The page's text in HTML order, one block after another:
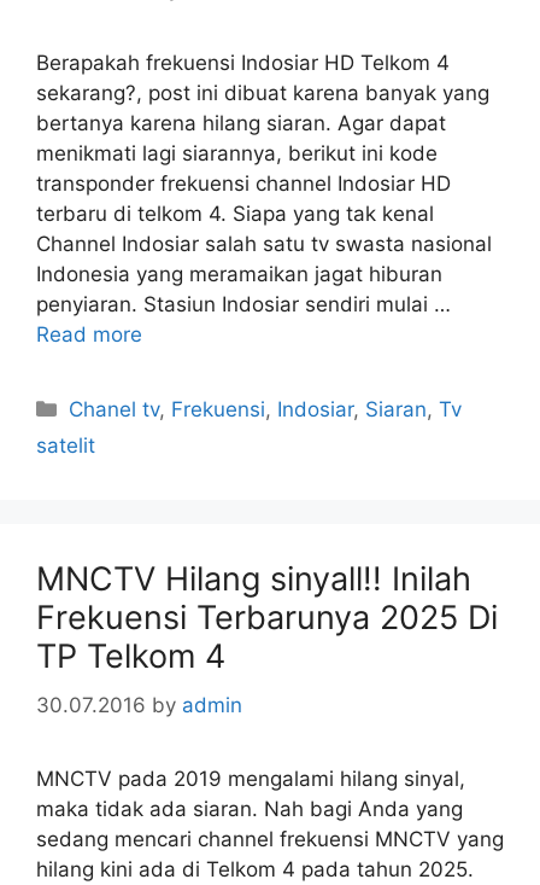
Berapakah frekuensi Indosiar HD Telkom 4
sekarang?, post ini dibuat karena banyak yang
bertanya karena hilang siaran. Agar dapat
menikmati lagi siarannya, berikut ini kode
transponder frekuensi channel Indosiar HD
terbaru di telkom 4. Siapa yang tak kenal
Channel Indosiar salah satu tv swasta nasional
Indonesia yang meramaikan jagat hiburan
penyiaran. Stasiun Indosiar sendiri mulai …
Read more
Categories
Chanel tv, Frekuensi, Indosiar, Siaran,Tv
satelit
MNCTV Hilang sinyall!! Inilah
Frekuensi Terbarunya 2025 Di
TP Telkom 4
30.07.2016 by admin
MNCTV pada 2019 mengalami hilang sinyal,
maka tidak ada siaran. Nah bagi Anda yang
sedang mencari channel frekuensi MNCTV yang
hilang kini ada di Telkom 4 pada tahun 2025.